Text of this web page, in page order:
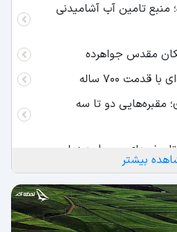
تامین آب آشامیدنی
مقدس جواهرده
700 ساله
مقبره‌هایی دو تا سه
مربوط به زمان
و کمپینگ
و بازدید از جاهای
بیشتر